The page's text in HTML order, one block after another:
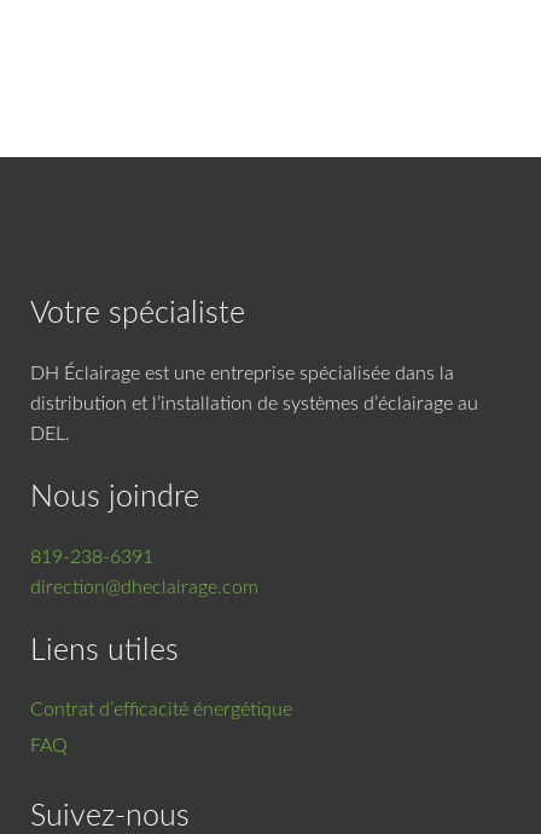
Votre spécialiste
DH Éclairage est une entreprise spécialisée dans la
distribution et l’installation de systèmes d’éclairage au
DEL.
Nous joindre
819-238-6391
direction@dheclairage.com
Liens utiles
Contrat d’efficacité énergétique
FAQ
Suivez-nous